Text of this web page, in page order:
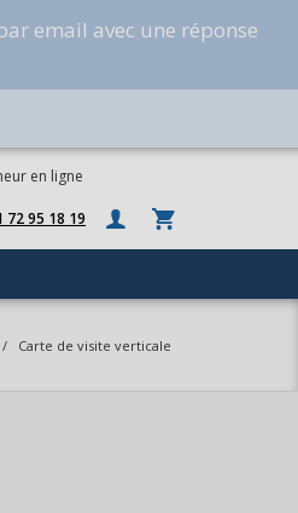
email avec une réponse
en ligne
72 95 18 19
/ Carte de visite verticale